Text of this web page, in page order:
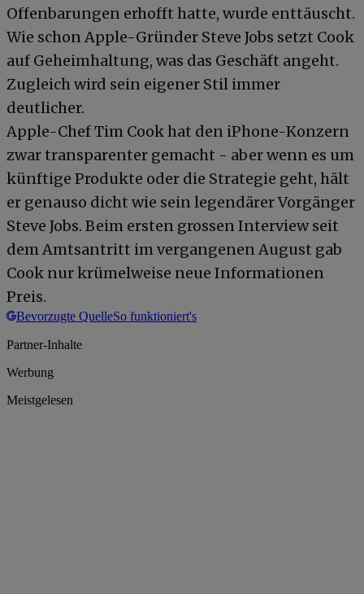
Offenbarungen erhofft hatte, wurde enttäuscht.
Wie schon Apple-Gründer Steve Jobs setzt Cook
auf Geheimhaltung, was das Geschäft angeht.
Zugleich wird sein eigener Stil immer
deutlicher.
Apple-Chef Tim Cook hat den iPhone-Konzern
zwar transparenter gemacht - aber wenn es um
künftige Produkte oder die Strategie geht, hält
er genauso dicht wie sein legendärer Vorgänger
Steve Jobs. Beim ersten grossen Interview seit
dem Amtsantritt im vergangenen August gab
Cook nur krümelweise neue Informationen
Preis.
Bevorzugte QuelleSo funktioniert's
Partner-Inhalte
Werbung
Meistgelesen